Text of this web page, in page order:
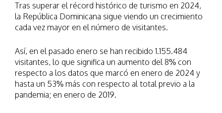
Tras superar el récord histórico de turismo en 2024,
la República Dominicana sigue viendo un crecimiento
cada vez mayor en el número de visitantes.
Así, en el pasado enero se han recibido 1.155.484
visitantes, lo que significa un aumento del 8% con
respecto a los datos que marcó en enero de 2024 y
hasta un 53% más con respecto al total previo a la
pandemia; en enero de 2019.